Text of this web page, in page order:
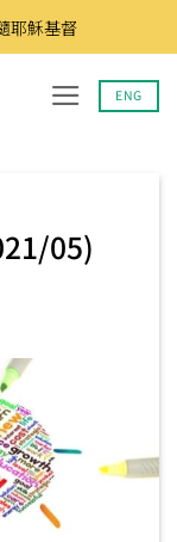
耶穌基督
ENG
05)